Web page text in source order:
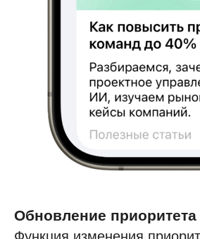
Обновление приоритета